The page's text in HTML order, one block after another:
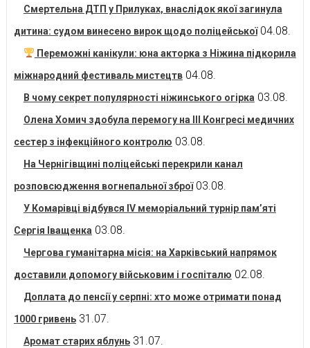
Смертельна ДТП у Прилуках, внаслідок якої загинула
дитина: судом винесено вирок щодо поліцейської 04.08.
Переможні канікули: юна акторка з Ніжина підкорила
міжнародний фестиваль мистецтв 04.08.
В чому секрет популярності ніжинського огірка 03.08.
Олена Хомич здобула перемогу на ІІІ Конгресі медичних
сестер з інфекційного контролю 03.08.
На Чернігівщині поліцейські перекрили канал
розповсюдження вогнепальної зброї 03.08.
У Комарівці відбувся IV меморіальний турнір пам’яті
Сергія Іващенка 03.08.
Чергова гуманітарна місія: на Харківський напрямок
доставили допомогу військовим і госпіталю 02.08.
Доплата до пенсії у серпні: хто може отримати понад
1000 гривень 31.07.
Аромат старих яблунь 31.07.